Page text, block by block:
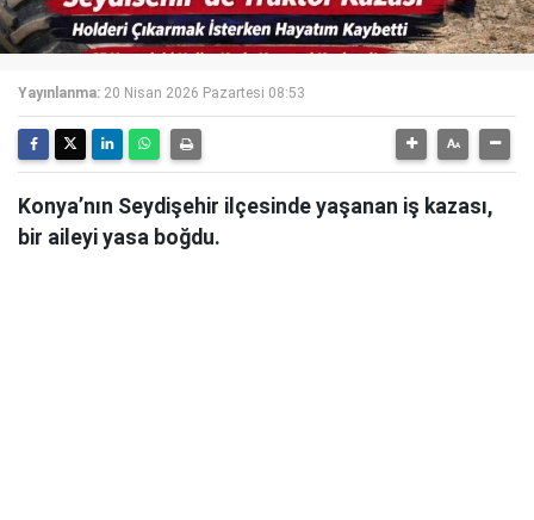
Yayınlanma: 20 Nisan 2026 Pazartesi 08:53
Konya’nın Seydişehir ilçesinde yaşanan iş kazası,
bir aileyi yasa boğdu.